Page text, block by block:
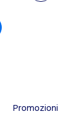
Promozioni